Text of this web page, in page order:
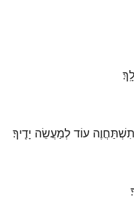
עוֹד לְמַעֲשֵׂה יָדֶֽיךָ׃